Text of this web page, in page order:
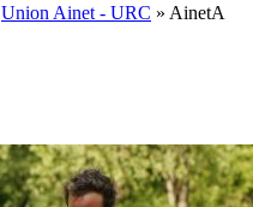
Union Ainet - URC » AinetA